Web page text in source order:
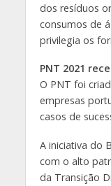
dos resíduos
consumos de
privilegia os
PNT 2021
O PNT foi
empresas
casos de
A iniciativa do
com o alto
da Transição